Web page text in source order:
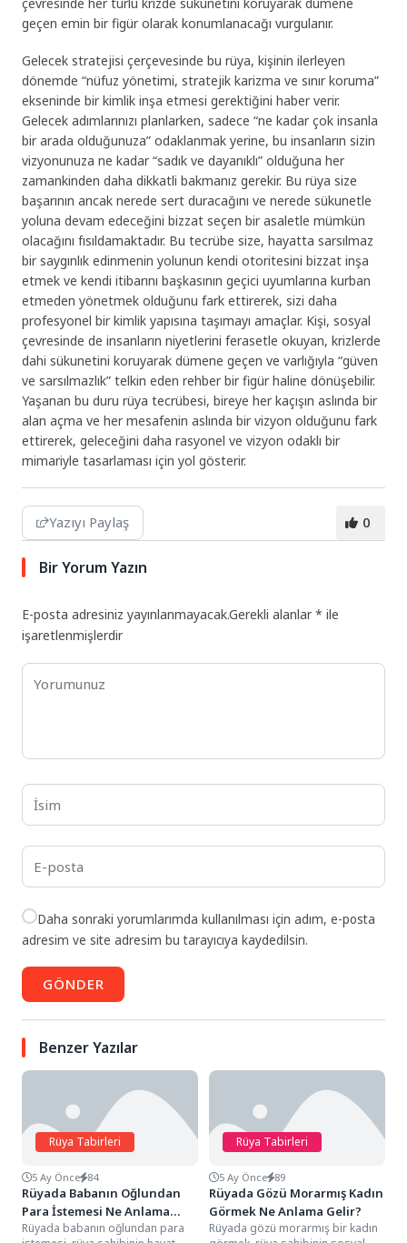
geçen emin bir figür olarak konumlanacağı vurgulanır.
Gelecek stratejisi çerçevesinde bu rüya, kişinin ilerleyen
dönemde “nüfuz yönetimi, stratejik karizma ve sınır koruma”
ekseninde bir kimlik inşa etmesi gerektiğini haber verir.
Gelecek adımlarınızı planlarken, sadece “ne kadar çok insanla
bir arada olduğunuza” odaklanmak yerine, bu insanların sizin
vizyonunuza ne kadar “sadık ve dayanıklı” olduğuna her
zamankinden daha dikkatli bakmanız gerekir. Bu rüya size
başarının ancak nerede sert duracağını ve nerede sükunetle
yoluna devam edeceğini bizzat seçen bir asaletle mümkün
olacağını fısıldamaktadır. Bu tecrübe size, hayatta sarsılmaz
bir saygınlık edinmenin yolunun kendi otoritesini bizzat inşa
etmek ve kendi itibarını başkasının geçici uyumlarına kurban
etmeden yönetmek olduğunu fark ettirerek, sizi daha
profesyonel bir kimlik yapısına taşımayı amaçlar. Kişi, sosyal
çevresinde de insanların niyetlerini ferasetle okuyan, krizlerde
dahi sükunetini koruyarak dümene geçen ve varlığıyla “güven
ve sarsılmazlık” telkin eden rehber bir figür haline dönüşebilir.
Yaşanan bu duru rüya tecrübesi, bireye her kaçışın aslında bir
alan açma ve her mesafenin aslında bir vizyon olduğunu fark
ettirerek, geleceğini daha rasyonel ve vizyon odaklı bir
mimariyle tasarlaması için yol gösterir.
Yazıyı Paylaş 0
Bir Yorum Yazın
E-posta adresiniz yayınlanmayacak.Gerekli alanlar* ile
işaretlenmişlerdir
Daha sonraki yorumlarımda kullanılması için adım, e-posta
adresim ve site adresim bu tarayıcıya kaydedilsin.
GÖNDER
Benzer Yazılar
Rüya Tabirleri
5 Ay Önce 84
Rüyada Babanın Oğlundan
Para İstemesi Ne Anlama
Gelir?
Rüyada babanın oğlundan para
Rüya Tabirleri
5 Ay Önce 89
Rüyada Gözü Morarmış Kadın
Görmek Ne Anlama Gelir?
Rüyada gözü morarmış bir kadın